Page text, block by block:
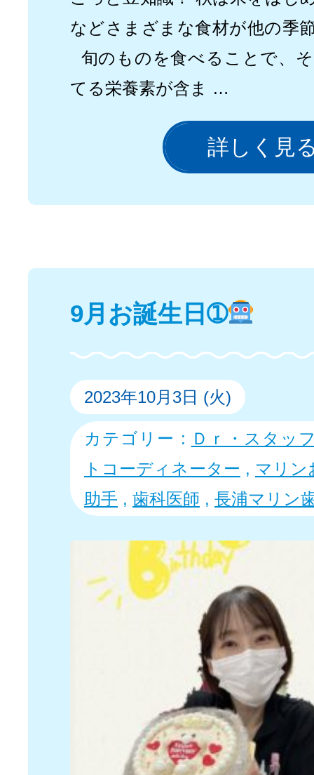
などさまざまな食材が他の季
旬のものを食べることで、
てる栄養素が含ま …
詳しく見
9月お誕生日➀
2023年10月3日 (火)
カテゴリー : Ｄｒ・スタッ
トコーディネーター , マリン
助手 , 歯科医師 , 長浦マリン